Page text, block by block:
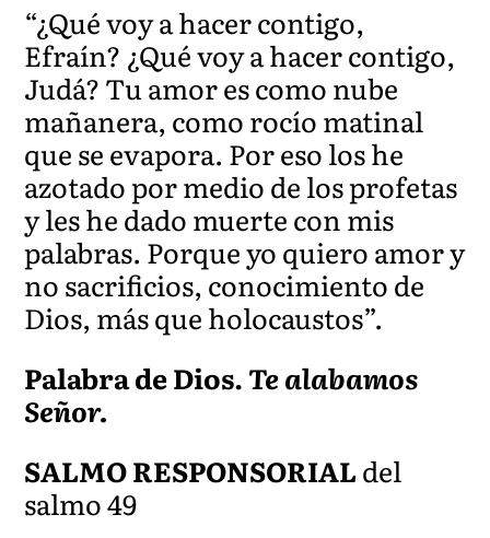
“¿Qué voy a hacer contigo,
Efraín? ¿Qué voy a hacer contigo,
Judá? Tu amor es como nube
mañanera, como rocío matinal
que se evapora. Por eso los he
azotado por medio de los profetas
y les he dado muerte con mis
palabras. Porque yo quiero amor y
no sacrificios, conocimiento de
Dios, más que holocaustos”.
Palabra de Dios.Te alabamos
Señor.
SALMO RESPONSORIALdel
salmo 49